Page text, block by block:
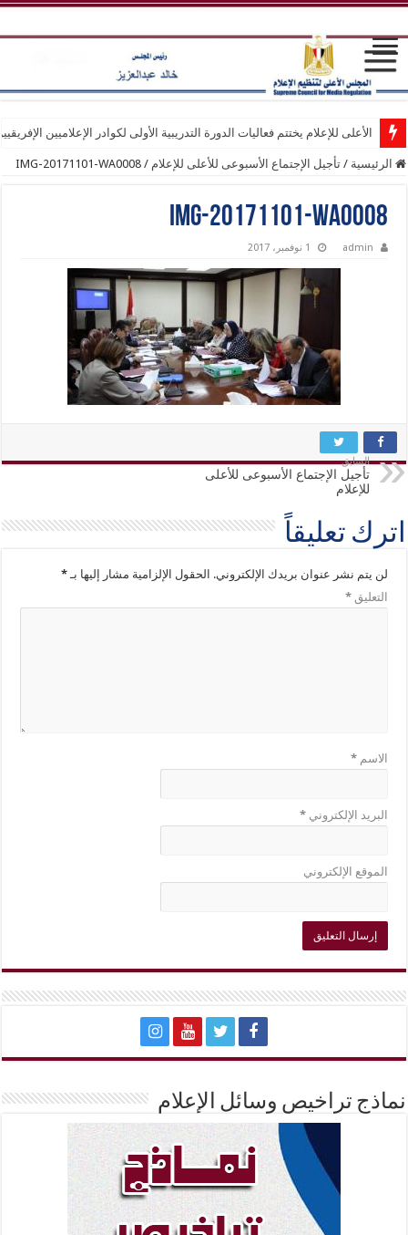
الأعلى للإعلام يختتم فعاليات الدورة التدريبية الأولى لكوادر الإعلاميين
الرئيسية / تأجيل الإجتماع الأسبوعى للأعلى للإعلام /
IMG-20171101-WA0008
IMG-20171101-WA0008
admin 1 نوفمبر، 2017
السابق
تأجيل الإجتماع الأسبوعى للأعلى
للإعلام
اترك تعليقاً
لن يتم نشر عنوان بريدك الإلكتروني. الحقول الإلزامية مشار إليها بـ*
التعليق*
الاسم*
البريد الإلكتروني*
الموقع الإلكتروني
نماذج تراخيص وسائل الإعلام